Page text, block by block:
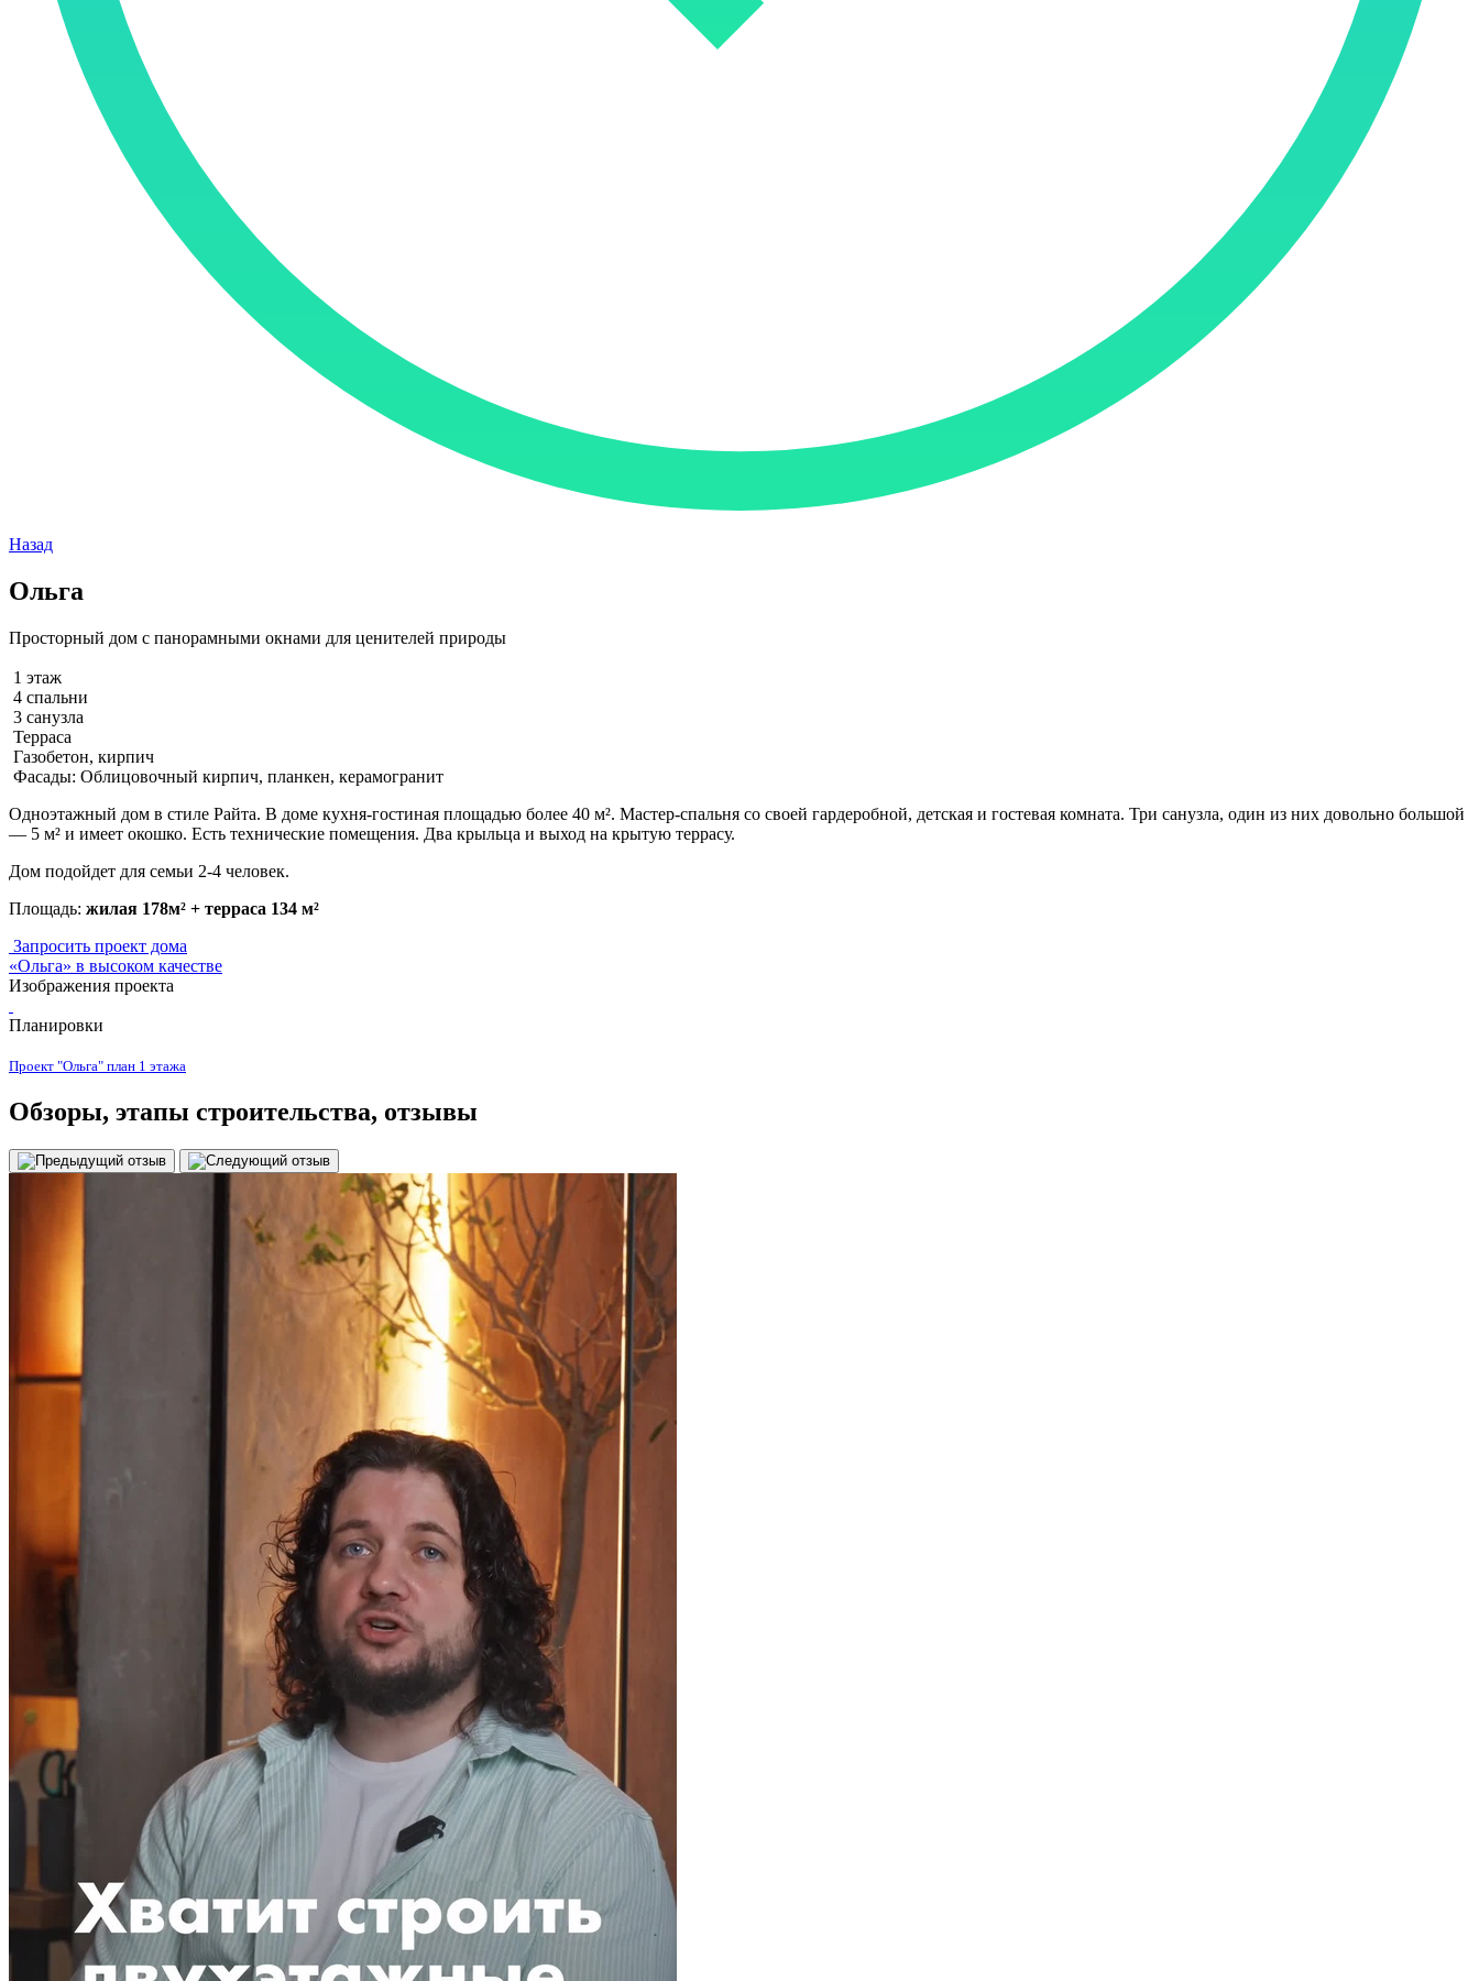
Назад
Ольга
Просторный дом с панорамными окнами для ценителей природы
1 этаж
4 спальни
3 санузла
Терраса
Газобетон, кирпич
Фасады: Облицовочный кирпич, планкен, керамогранит
Одноэтажный дом в стиле Райта. В доме кухня-гостиная площадью более 40 м². Мастер-спальня со своей гардеробной, детская и гостевая комната. Три санузла, один из них довольно большой
— 5 м² и имеет окошко. Есть технические помещения. Два крыльца и выход на крытую террасу.
Дом подойдет для семьи 2-4 человек.
Площадь: жилая 178м² + терраса 134 м²
Запросить проект дома
«Ольга» в высоком качестве
Изображения проекта
Планировки
Проект "Ольга" план 1 этажа
Обзоры, этапы строительства, отзывы